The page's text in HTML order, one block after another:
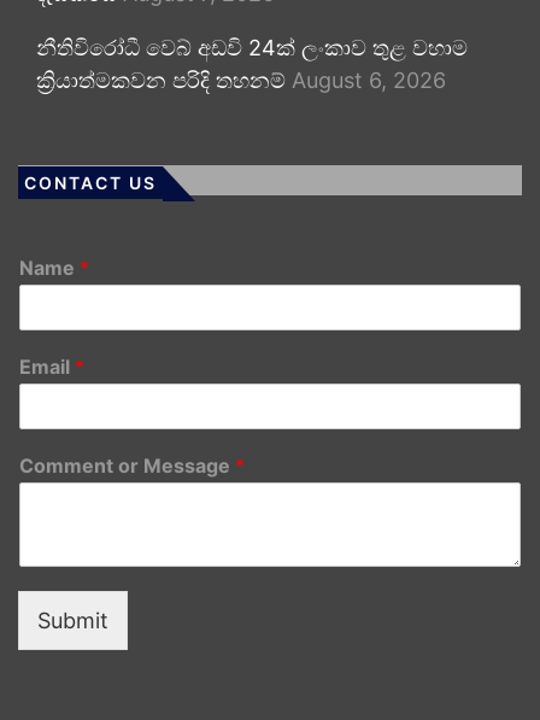
නීතිවිරෝධී වෙබ් අඩවි 24ක් ලංකාව තුළ වහාම
ක්‍රියාත්මකවන පරිදි තහනම් August 6, 2026
CONTACT US
Name *
Email *
Comment or Message *
Submit